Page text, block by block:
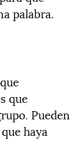
palabra.
que
Pueden
haya